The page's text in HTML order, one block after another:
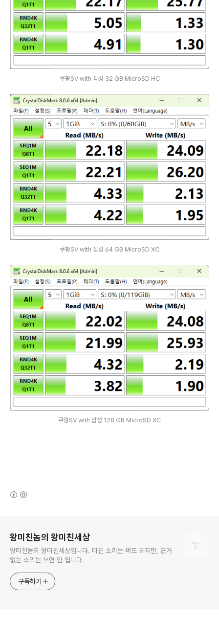
쿠팡SV with 삼성 32 GB MicroSD HC
쿠팡SV with 삼성 64 GB MicroSD XC
쿠팡SV with 삼성 128 GB MicroSD XC
왕미친놈의 왕미친세상
왕미친놈의 왕미친세상입니다. 미친 소리는 써도 되지만, 근거
없는 소리는 쓰면 안 됩니다.
구독하기